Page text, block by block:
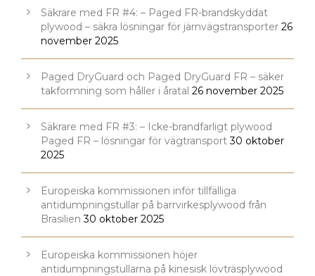
Säkrare med FR #4: – Paged FR-brandskyddat
plywood – säkra lösningar för järnvägstransporter 26
november 2025
Paged DryGuard och Paged DryGuard FR – säker
takformning som håller i åratal 26 november 2025
Säkrare med FR #3: – Icke-brandfarligt plywood
Paged FR – lösningar för vägtransport 30 oktober
2025
Europeiska kommissionen inför tillfälliga
antidumpningstullar på barrvirkesplywood från
Brasilien 30 oktober 2025
Europeiska kommissionen höjer
antidumpningstullarna på kinesisk lövträsplywood